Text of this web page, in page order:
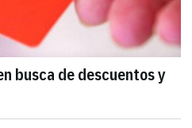
busca de descuentos y